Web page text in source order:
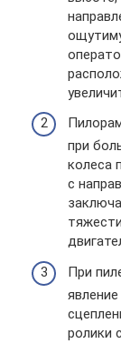
при
колеса
с
При
ролики